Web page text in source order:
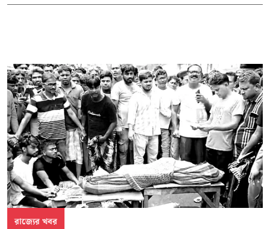
রাজ্যের খবর